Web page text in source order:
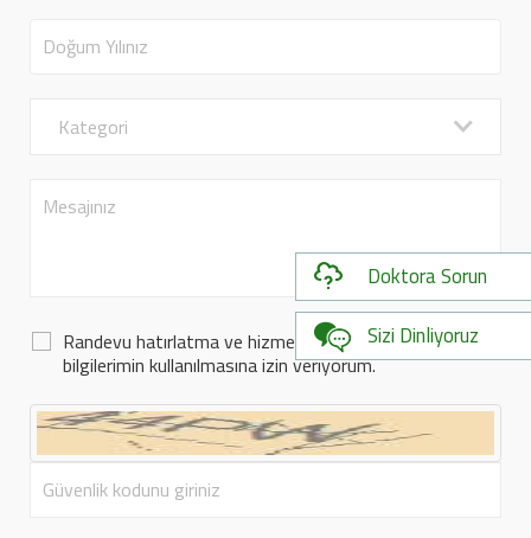
Doktora Sorun
Sizi Dinliyoruz
Kategori
Randevu hatırlatma ve hizmet sunumu için iletişim
bilgilerimin kullanılmasına izin veriyorum.